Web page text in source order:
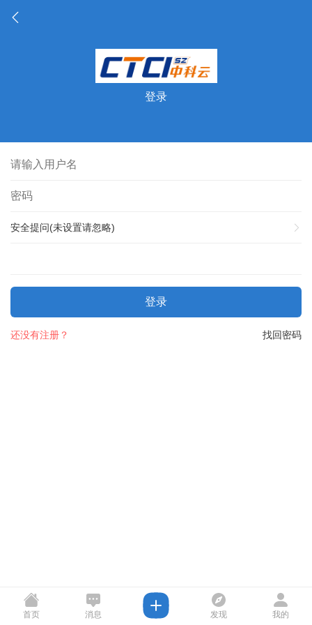
登录
安全提问(未设置请忽略)
登录
找回密码
还没有注册？
首页 消息 发现 我的